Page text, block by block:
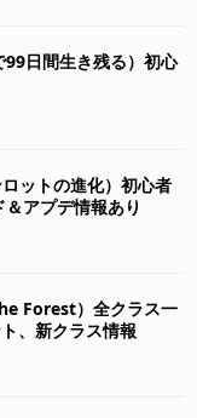
日間生き残る）初心
ットの進化）初心者
アプデ情報あり
Forest）全クラス一
、新クラス情報